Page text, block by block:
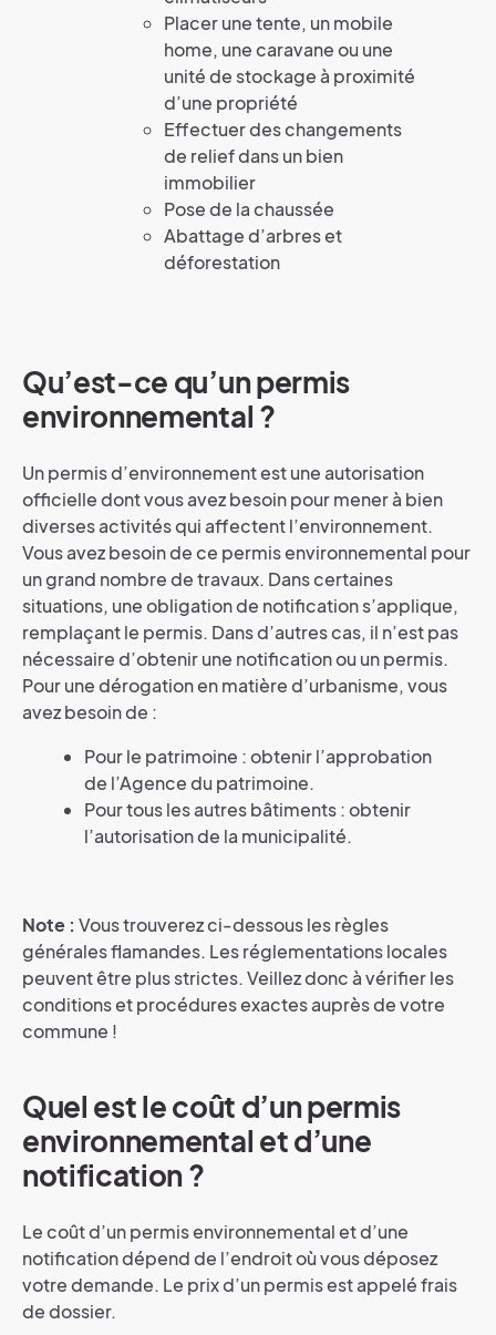
Placer une tente, un mobile
home, une caravane ou une
unité de stockage à proximité
d’une propriété
Effectuer des changements
de relief dans un bien
immobilier
Pose de la chaussée
Abattage d’arbres et
déforestation
Qu’est-ce qu’un permis
environnemental ?
Un permis d’environnement est une autorisation
officielle dont vous avez besoin pour mener à bien
diverses activités qui affectent l’environnement.
Vous avez besoin de ce permis environnemental pour
un grand nombre de travaux. Dans certaines
situations, une obligation de notification s’applique,
remplaçant le permis. Dans d’autres cas, il n’est pas
nécessaire d’obtenir une notification ou un permis.
Pour une dérogation en matière d’urbanisme, vous
avez besoin de :
Pour le patrimoine : obtenir l’approbation
de l’Agence du patrimoine.
Pour tous les autres bâtiments : obtenir
l’autorisation de la municipalité.
Note : Vous trouverez ci-dessous les règles
générales flamandes. Les réglementations locales
peuvent être plus strictes. Veillez donc à vérifier les
conditions et procédures exactes auprès de votre
commune !
Quel est le coût d’un permis
environnemental et d’une
notification ?
Le coût d’un permis environnemental et d’une
notification dépend de l’endroit où vous déposez
votre demande. Le prix d’un permis est appelé frais
de dossier.